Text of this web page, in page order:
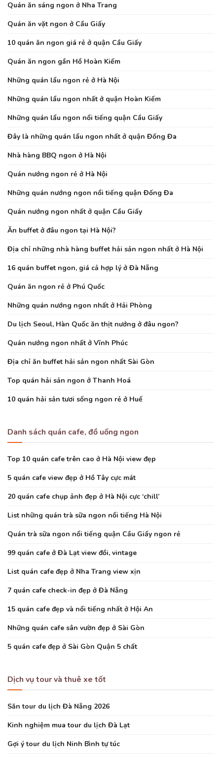
Quán ăn sáng ngon ở Nha Trang
Quán ăn vặt ngon ở Cầu Giấy
10 quán ăn ngon giá rẻ ở quận Cầu Giấy
Quán ăn ngon gần Hồ Hoàn Kiếm
Những quán lẩu ngon rẻ ở Hà Nội
Những quán lẩu ngon nhất ở quận Hoàn Kiếm
Những quán lẩu ngon nổi tiếng quận Cầu Giấy
Đây là những quán lẩu ngon nhất ở quận Đống Đa
Nhà hàng BBQ ngon ở Hà Nội
Quán nướng ngon rẻ ở Hà Nội
Những quán nướng ngon nổi tiếng quận Đống Đa
Quán nướng ngon nhất ở quận Cầu Giấy
Ăn buffet ở đâu ngon tại Hà Nội?
Địa chỉ những nhà hàng buffet hải sản ngon nhất ở Hà Nội
16 quán buffet ngon, giá cả hợp lý ở Đà Nẵng
Quán ăn ngon rẻ ở Phú Quốc
Những quán nướng ngon nhất ở Hải Phòng
Du lịch Seoul, Hàn Quốc ăn thịt nướng ở đâu ngon?
Quán nướng ngon nhất ở Vĩnh Phúc
Địa chỉ ăn buffet hải sản ngon nhất Sài Gòn
Top quán hải sản ngon ở Thanh Hoá
10 quán hải sản tươi sống ngon rẻ ở Huế
Danh sách quán cafe, đồ uống ngon
Top 10 quán cafe trên cao ở Hà Nội view đẹp
5 quán cafe view đẹp ở Hồ Tây cực mát
20 quán cafe chụp ảnh đẹp ở Hà Nội cực ‘chill’
List những quán trà sữa ngon nổi tiếng Hà Nội
Quán trà sữa ngon nổi tiếng quận Cầu Giấy ngon rẻ
99 quán cafe ở Đà Lạt view đồi, vintage
List quán cafe đẹp ở Nha Trang view xịn
7 quán cafe check-in đẹp ở Đà Nẵng
15 quán cafe đẹp và nổi tiếng nhất ở Hội An
Những quán cafe sân vườn đẹp ở Sài Gòn
5 quán cafe đẹp ở Sài Gòn Quận 5 chất
Dịch vụ tour và thuê xe tốt
Săn tour du lịch Đà Nẵng 2026
Kinh nghiệm mua tour du lịch Đà Lạt
Gợi ý tour du lịch Ninh Bình tự túc